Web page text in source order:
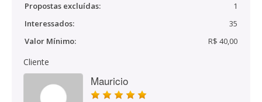
Propostas excluídas:
1
Interessados:
35
Valor Mínimo:
R$ 40,00
Cliente
Mauricio